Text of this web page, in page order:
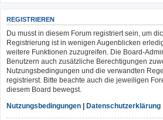
REGISTRIEREN
Du musst in diesem Forum registriert sein, um
Registrierung ist in wenigen Augenblicken
weitere Funktionen zuzugreifen. Die Board-
Benutzern auch zusätzliche Berechtigungen
Nutzungsbedingungen und die verwandten
registrierst. Bitte beachte auch die jeweiligen
diesem Board bewegst.
Nutzungsbedingungen | Datenschutzerklärung